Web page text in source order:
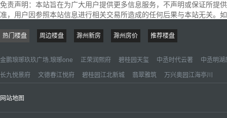
免责声明： 本站旨在为广大用户提供更多信息服务，不声明或保证所提
准，用户因参照本站信息进行相关交易所造成的任何后果与本站无关
热门楼盘 周边楼盘 滁州新房 滁州房价 推荐楼盘
金鹏琅琊玖玖广场.琅琊one 正荣润熙府 碧桂园天玺 中丞时代云著 中丞明湖
长九悦景府 文德春江悦府 碧桂园江北新城 翡翠雅筑 万兴奥园江海亭川
网站地图